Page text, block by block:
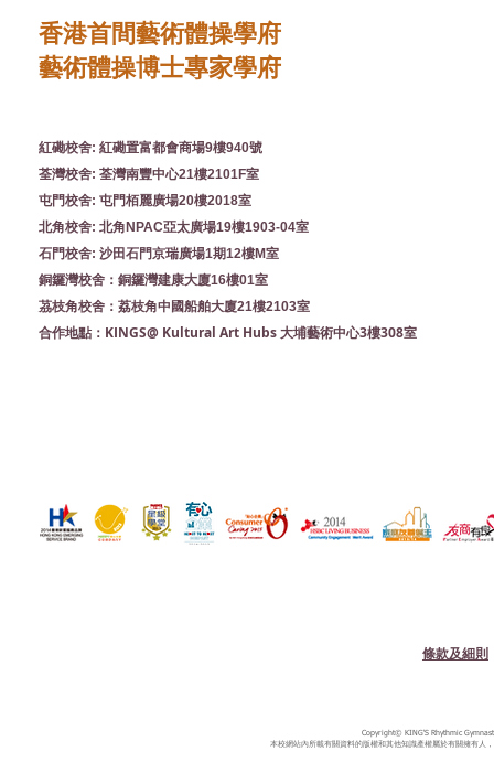
香港首間藝術體操學府
藝術體操博士專家學府
紅磡校舍: 紅磡置富都會商場9樓940號
荃灣校舍: 荃灣南豐中心21樓2101F室
屯門校舍: 屯門栢麗廣場20樓2018室
北角校舍: 北角NPAC亞太廣場19樓1903-04室
石門校舍: 沙田石門京瑞廣場1期12樓M室
銅鑼灣校舍：銅鑼灣建康大廈16樓01室
茘枝角校舍：荔枝角中國船舶大廈21樓2103室
合作地點： KINGS@ Kultural Art Hubs 大埔藝術中心3樓308室
條款及細則
Copyright© KING'S Rhythmic
本校網站內所載有關資料的版權和其他知識產權屬於有關擁有人